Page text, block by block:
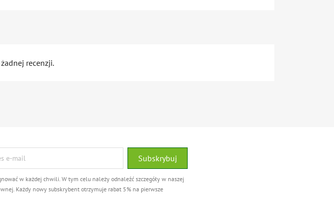
recenzji.
w każdej chwili. W tym celu należy odnaleźć szczegóły w naszej
Każdy nowy subskrybent otrzymuje rabat 5% na pierwsze